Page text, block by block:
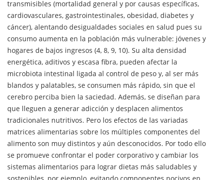
transmisibles (mortalidad general y por causas específicas,
cardiovasculares, gastrointestinales, obesidad, diabetes y
cáncer), alentando desigualdades sociales en salud pues su
consumo ​​aumenta en la población más vulnerable: jóvenes y
hogares de bajos ingresos (4, 8, 9, 10). Su alta densidad
energética, aditivos y escasa fibra, pueden afectar la
microbiota intestinal ligada al control de peso y, al ser más
blandos y palatables, se consumen más rápido, sin que el
cerebro perciba bien la saciedad. Además, se diseñan para
que lleguen a generar adicción y desplacen alimentos
tradicionales nutritivos. Pero los efectos de las variadas
matrices alimentarias sobre los múltiples componentes del
alimento son muy distintos y aún desconocidos. Por todo ello
se promueve confrontar el poder corporativo y cambiar los
sistemas alimentarios para lograr dietas más saludables y